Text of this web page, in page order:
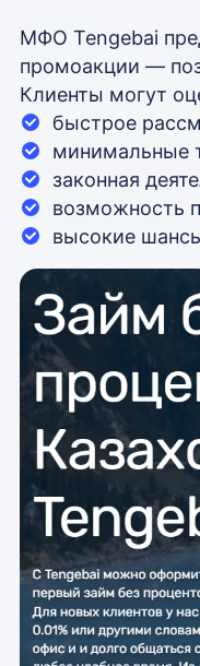
МФО Tengebai
промоакции —
Клиенты могут
быстрое
минимальные
законная
возможность
высокие